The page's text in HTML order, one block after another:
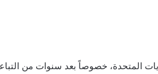
المتحدة، خصوصاً بعد سنوات من